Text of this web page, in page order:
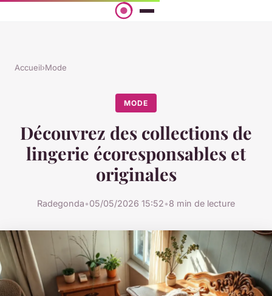
Accueil›Mode
MODE
Découvrez des collections de
lingerie écoresponsables et
originales
Radegonda•05/05/2026 15:52•8 min de lecture